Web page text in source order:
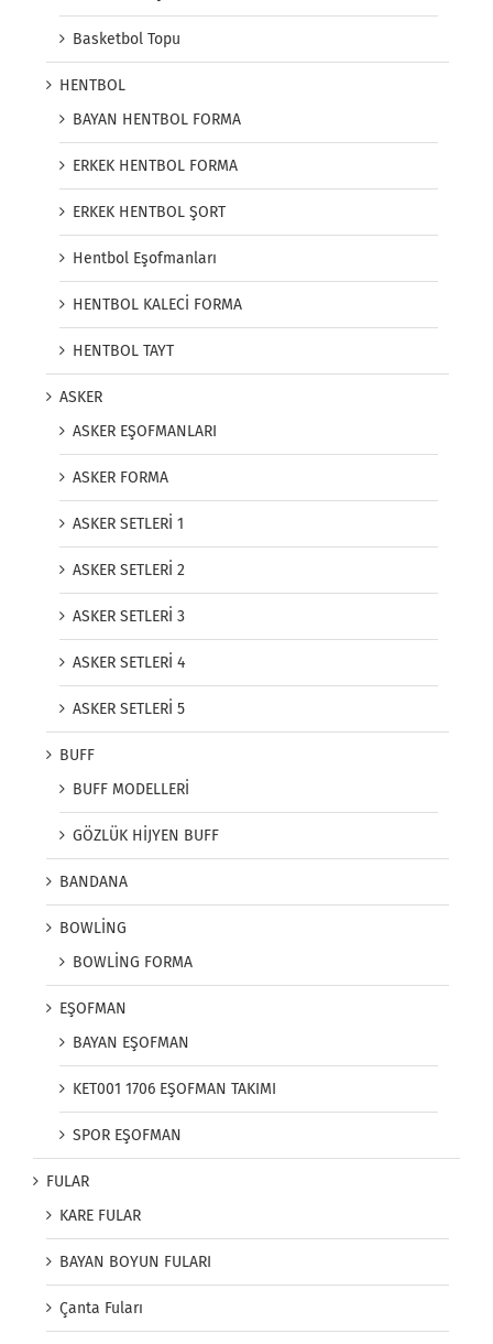
Basketbol Topu
HENTBOL
BAYAN HENTBOL FORMA
ERKEK HENTBOL FORMA
ERKEK HENTBOL ŞORT
Hentbol Eşofmanları
HENTBOL KALECİ FORMA
HENTBOL TAYT
ASKER
ASKER EŞOFMANLARI
ASKER FORMA
ASKER SETLERİ 1
ASKER SETLERİ 2
ASKER SETLERİ 3
ASKER SETLERİ 4
ASKER SETLERİ 5
BUFF
BUFF MODELLERİ
GÖZLÜK HİJYEN BUFF
BANDANA
BOWLİNG
BOWLİNG FORMA
EŞOFMAN
BAYAN EŞOFMAN
KET001 1706 EŞOFMAN TAKIMI
SPOR EŞOFMAN
FULAR
KARE FULAR
BAYAN BOYUN FULARI
Çanta Fuları